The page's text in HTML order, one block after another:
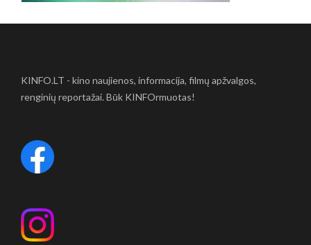
KINFO.LT - kino naujienos, informacija, filmų apžvalgos,
renginių reportažai. Būk KINFOrmuotas!